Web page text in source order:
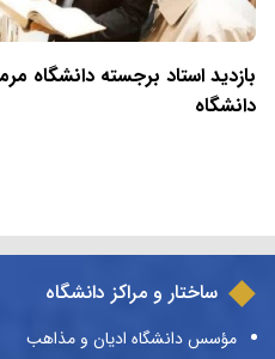
بازدید استاد برجسته دانشگاه
دانشگاه
ساختار و مراکز دانشگاه
مؤسس دانشگاه ادیان و مذاهب